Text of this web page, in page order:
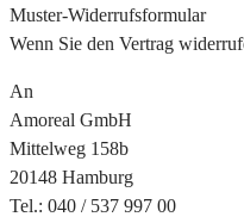
Muster-Widerrufsformular
Wenn Sie den Vertrag
An
Amoreal GmbH
Mittelweg 158b
20148 Hamburg
Tel.: 040 / 537 997 00